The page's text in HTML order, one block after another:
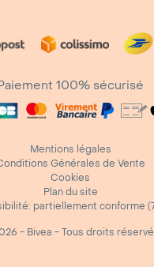
100% sécurisé
Mentions légales
Générales de Vente
Cookies
Plan du site
partiellement conforme
- Bivea - Tous droits